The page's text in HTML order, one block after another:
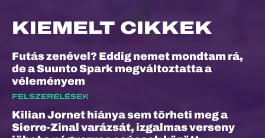
KIEMELT CIKKEK
Futás zenével? Eddig nemet mondtam rá,
de a Suunto Spark megváltoztatta a
véleményem
FELSZERELÉSEK
Kilian Jornet hiánya sem törheti meg a
Sierre-Zinal varázsát, izgalmas verseny